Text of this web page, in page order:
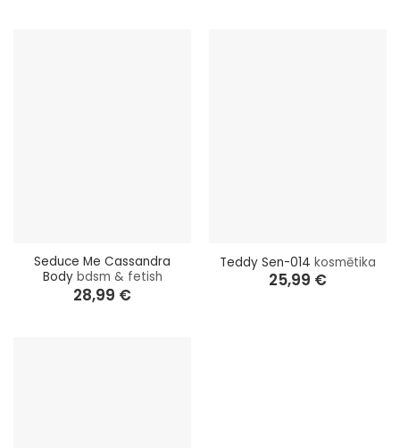
Seduce Me Cassandra
Body bdsm & fetish
28,99 €
Teddy Sen-014 kosmētika
25,99 €